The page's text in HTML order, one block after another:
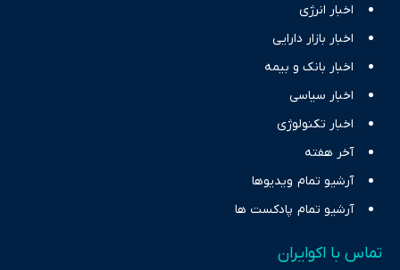
اخبار انرژی
اخبار بازار دارایی
اخبار بانک و بیمه
اخبار سیاسی
اخبار تکنولوژی
آخر هفته
آرشیو تمام ویدیوها
آرشیو تمام پادکست ها
تماس با اکوایران